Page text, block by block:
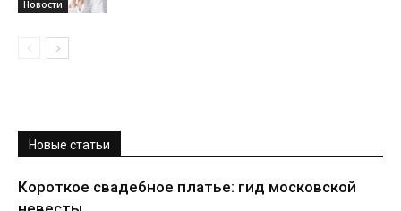
Новости
Новые статьи
Короткое свадебное платье: гид московской